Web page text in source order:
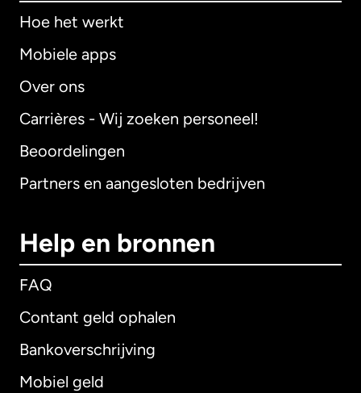
Hoe het werkt
Mobiele apps
Over ons
Carrières - Wij zoeken personeel!
Beoordelingen
Partners en aangesloten bedrijven
Help en bronnen
FAQ
Contant geld ophalen
Bankoverschrijving
Mobiel geld